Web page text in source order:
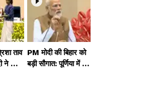
की
मध्यप्रदेश को सम्मानित
किया
ताव
किया
PM मोदी की बिहार को
बड़ी सौगात: पूर्णिया में 4